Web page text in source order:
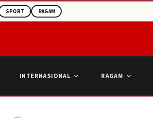
SPORT RAGAM
INTERNASIONAL RAGAM